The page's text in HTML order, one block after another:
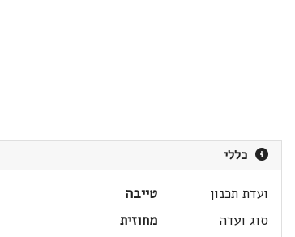
כללי
ועדת תכנון
טייבה
סוג ועדה
מחוזית